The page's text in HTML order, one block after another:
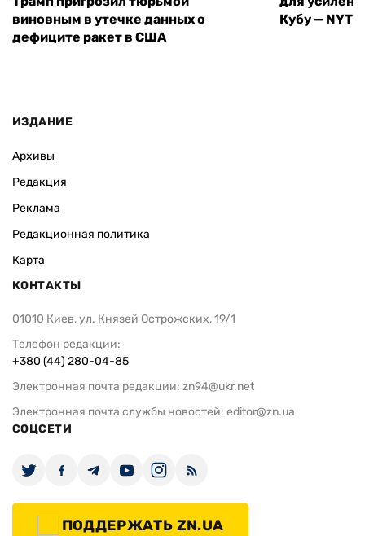
виновным в утечке данных о
дефиците ракет в США
Кубу — NYT
ИЗДАНИЕ
Архивы
Редакция
Реклама
Редакционная политика
Карта
КОНТАКТЫ
01010 Киев, ул. Князей Острожских, 19/1
Телефон редакции:
+380 (44) 280-04-85
Электронная почта редакции: zn94@ukr.net
Электронная почта службы новостей: editor@zn.ua
СОЦСЕТИ
ПОДДЕРЖАТЬ ZN.UA